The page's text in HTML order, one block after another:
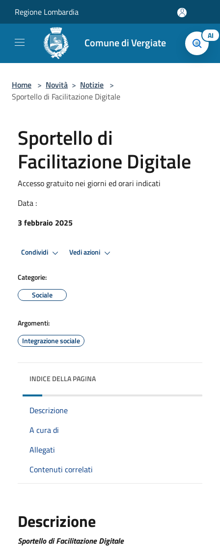
Regione Lombardia
Comune di Vergiate AI
Home > Novità > Notizie >
Sportello di Facilitazione Digitale
Sportello di
Facilitazione Digitale
Accesso gratuito nei giorni ed orari indicati
Data :
3 febbraio 2025
Condividi Vedi azioni
Categorie:
Sociale
Argomenti:
Integrazione sociale
INDICE DELLA PAGINA
Descrizione
A cura di
Allegati
Contenuti correlati
Descrizione
Sportello di Facilitazione Digitale